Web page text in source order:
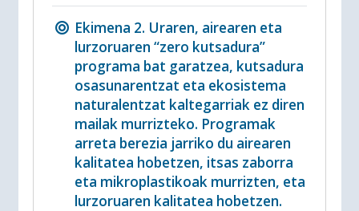
Ekimena 2. Uraren, airearen eta
lurzoruaren “zero kutsadura”
programa bat garatzea, kutsadura
osasunarentzat eta ekosistema
naturalentzat kaltegarriak ez diren
mailak murrizteko. Programak
arreta berezia jarriko du airearen
kalitatea hobetzen, itsas zaborra
eta mikroplastikoak murrizten, eta
lurzoruaren kalitatea hobetzen.